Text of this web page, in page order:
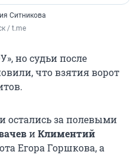
Ситникова
/ t.me
но судьи после
что взятия ворот
остались за полевыми
иКлиментий
Егора Горшкова, а